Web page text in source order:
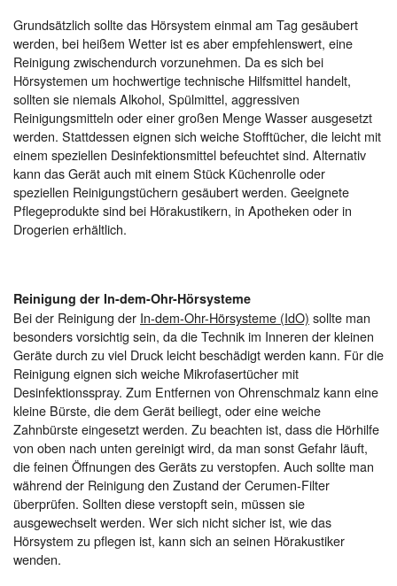
Grundsätzlich sollte das Hörsystem einmal am Tag gesäubert
werden, bei heißem Wetter ist es aber empfehlenswert, eine
Reinigung zwischendurch vorzunehmen. Da es sich bei
Hörsystemen um hochwertige technische Hilfsmittel handelt,
sollten sie niemals Alkohol, Spülmittel, aggressiven
Reinigungsmitteln oder einer großen Menge Wasser ausgesetzt
werden. Stattdessen eignen sich weiche Stofftücher, die leicht mit
einem speziellen Desinfektionsmittel befeuchtet sind. Alternativ
kann das Gerät auch mit einem Stück Küchenrolle oder
speziellen Reinigungstüchern gesäubert werden. Geeignete
Pflegeprodukte sind bei Hörakustikern, in Apotheken oder in
Drogerien erhältlich.
Reinigung der In-dem-Ohr-Hörsysteme
Bei der Reinigung der In-dem-Ohr-Hörsysteme (IdO) sollte man
besonders vorsichtig sein, da die Technik im Inneren der kleinen
Geräte durch zu viel Druck leicht beschädigt werden kann. Für die
Reinigung eignen sich weiche Mikrofasertücher mit
Desinfektionsspray. Zum Entfernen von Ohrenschmalz kann eine
kleine Bürste, die dem Gerät beiliegt, oder eine weiche
Zahnbürste eingesetzt werden. Zu beachten ist, dass die Hörhilfe
von oben nach unten gereinigt wird, da man sonst Gefahr läuft,
die feinen Öffnungen des Geräts zu verstopfen. Auch sollte man
während der Reinigung den Zustand der Cerumen-Filter
überprüfen. Sollten diese verstopft sein, müssen sie
ausgewechselt werden. Wer sich nicht sicher ist, wie das
Hörsystem zu pflegen ist, kann sich an seinen Hörakustiker
wenden.